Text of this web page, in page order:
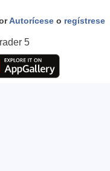
Autorícese o regístrese
5